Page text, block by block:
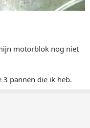
motorblok nog niet
3 pannen die ik heb.